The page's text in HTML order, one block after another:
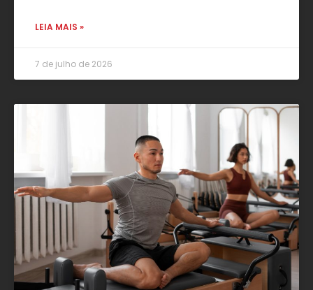
LEIA MAIS »
7 de julho de 2026